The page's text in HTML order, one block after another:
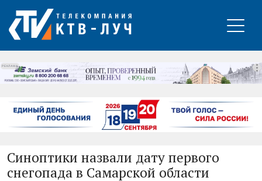
РЕКЛАМА
Синоптики назвали дату первого
снегопада в Самарской области